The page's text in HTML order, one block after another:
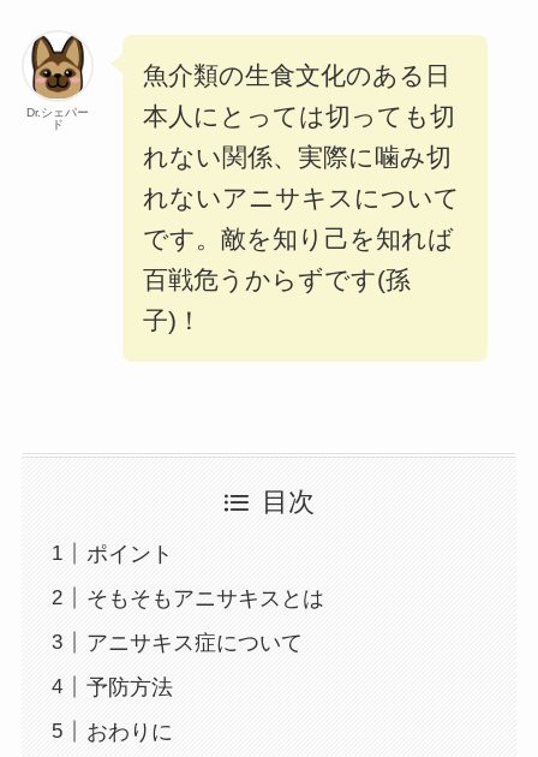
Dr.シェパー
ド
魚介類の生食文化のある日
本人にとっては切っても切
れない関係、実際に噛み切
れないアニサキスについて
です。敵を知り己を知れば
百戦危うからずです(孫
子)！
目次
ポイント
そもそもアニサキスとは
アニサキス症について
予防方法
おわりに